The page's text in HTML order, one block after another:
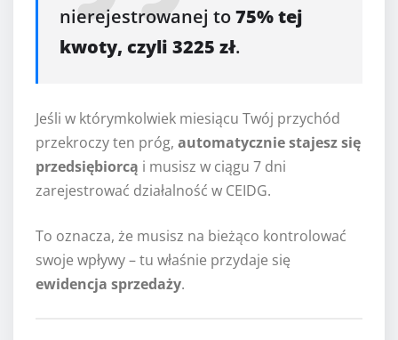
nierejestrowanej to75% tej
kwoty, czyli 3225 zł.
Jeśli w którymkolwiek miesiącu Twój przychód
przekroczy ten próg, automatycznie stajesz się
przedsiębiorcą i musisz w ciągu 7 dni
zarejestrować działalność w CEIDG.
To oznacza, że musisz na bieżąco kontrolować
swoje wpływy – tu właśnie przydaje się
ewidencja sprzedaży.